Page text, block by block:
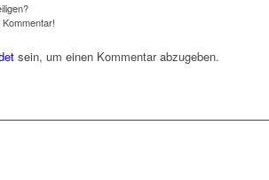
sein, um einen Kommentar abzugeben.